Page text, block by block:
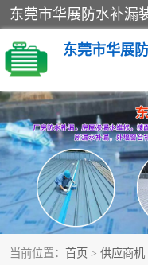
当前位置： 首页 > 供应商机
楼面防水补漏
阳台卫生间防水补漏
金属房搭建及补漏